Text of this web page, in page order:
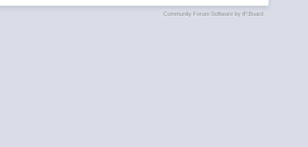
Community Forum Software by IP.Board